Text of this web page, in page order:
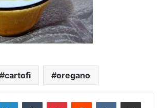
cartofi oregano